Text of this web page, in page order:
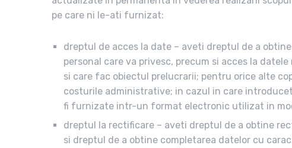
pe care ni le-ati furnizat:
dreptul de acces la date – aveti dreptul de a obtine
personal care va privesc, precum si acces la
si care fac obiectul prelucrarii; pentru orice alte
costurile administrative; in cazul in care
fi furnizate intr-un format electronic utilizat in
dreptul la rectificare – aveti dreptul de a obtine
si dreptul de a obtine completarea datelor cu